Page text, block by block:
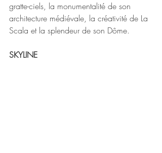
gratte-ciels, la monumentalité de son
architecture médiévale, la créativité de La
Scala et la splendeur de son Dôme.
SKYLINE